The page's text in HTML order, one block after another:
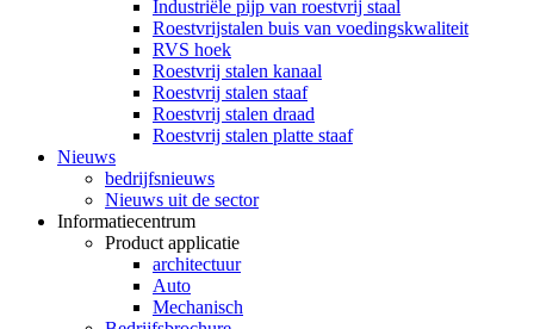
Industriële pijp van roestvrij staal
Roestvrijstalen buis van voedingskwaliteit
RVS hoek
Roestvrij stalen kanaal
Roestvrij stalen staaf
Roestvrij stalen draad
Roestvrij stalen platte staaf
Nieuws
bedrijfsnieuws
Nieuws uit de sector
Informatiecentrum
Product applicatie
architectuur
Auto
Mechanisch